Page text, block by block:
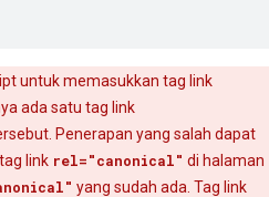
untuk memasukkan tag link
ada satu tag link
Penerapan yang salah dapat
link rel="canonical" di halaman
yang sudah ada. Tag link